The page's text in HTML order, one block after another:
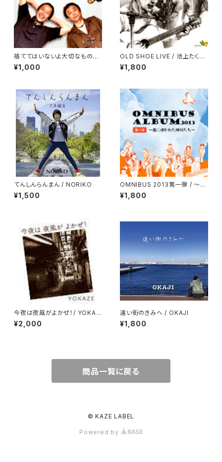
捨ててはいないよ大切なものを
/ ピピ＆チョコットwithまじ
¥1,000
OLD SHOE LIVE / 池上たくみ
＆ヒロ
¥1,800
てんしんらんまん / NORIKO
¥1,500
OMNIBUS 2013第一弾 / 〜風
に吹かれた仲間たち〜
¥1,800
今夜は夜風がよかぜ！/ YOKAZ
E
¥2,000
遠い街のきみへ / OKAJI
¥1,800
商品一覧に戻る
© KAZE LABEL
Powered by